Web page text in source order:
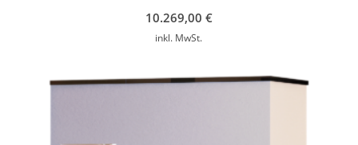
10.269,00 €
inkl. MwSt.